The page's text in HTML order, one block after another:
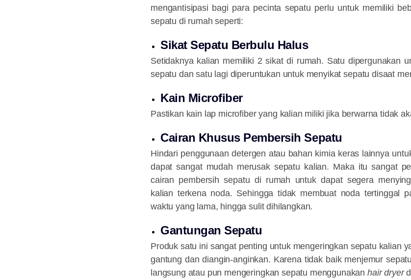
mengantisipasi bagi para pecinta sepatu perlu untuk memiliki
sepatu di rumah seperti:
Sikat Sepatu Berbulu Halus
Setidaknya kalian memiliki 2 sikat di rumah. Satu dipergunakan
sepatu dan satu lagi diperuntukan untuk menyikat sepatu disaat
Kain Microfiber
Pastikan kain lap microfiber yang kalian miliki jika berwarna tidak
Cairan Khusus Pembersih Sepatu
Hindari penggunaan detergen atau bahan kimia keras lainnya
dapat sangat mudah merusak sepatu kalian. Maka itu sangat
cairan pembersih sepatu di rumah untuk dapat segera
kalian terkena noda. Sehingga tidak membuat noda tertinggal
waktu yang lama, hingga sulit dihilangkan.
Gantungan Sepatu
Produk satu ini sangat penting untuk mengeringkan sepatu kalian
gantung dan diangin-anginkan. Karena tidak baik menjemur
langsung atau pun mengeringkan sepatu menggunakan hair dryer